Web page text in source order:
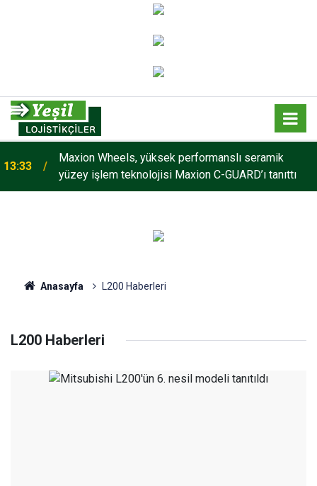
13:33
Maxion Wheels, yüksek performanslı seramik
yüzey işlem teknolojisi Maxion C-GUARD’ı tanıttı
Anasayfa L200 Haberleri
L200 Haberleri